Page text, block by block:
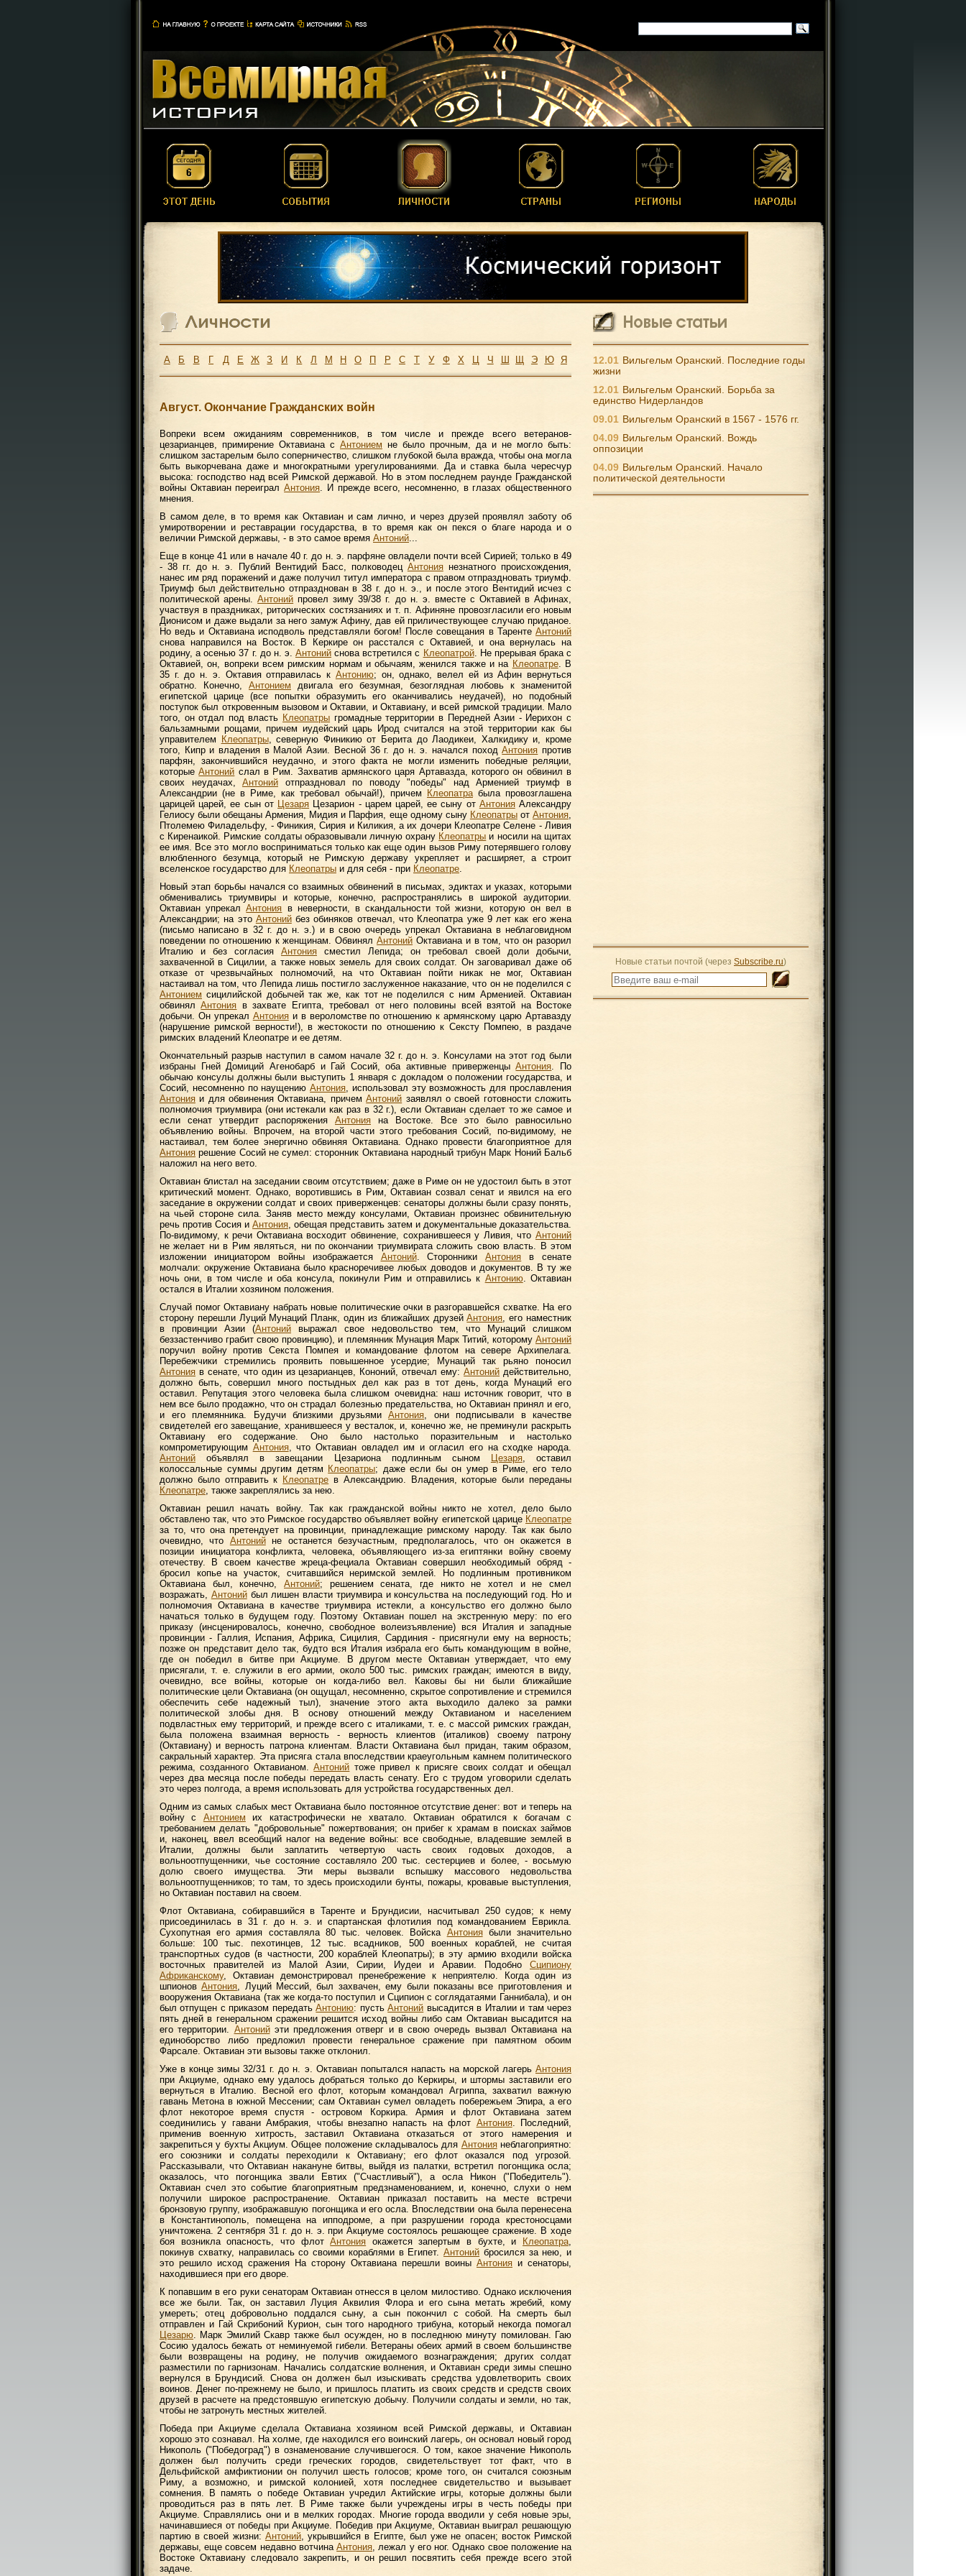
А Б В Г Д Е Ж З И К Л М Н О П Р С Т У Ф Х Ц Ч Ш Щ Э Ю Я
Август. Окончание Гражданских войн
Вопреки всем ожиданиям современников, в том числе и прежде всего ветеранов-
цезарианцев, примирение Октавиана с Антонием не было прочным, да и не могло быть:
слишком застарелым было соперничество, слишком глубокой была вражда, чтобы она могла
быть выкорчевана даже и многократными урегулированиями. Да и ставка была чересчур
высока: господство над всей Римской державой. Но в этом последнем раунде Гражданской
войны Октавиан переигралАнтония. И прежде всего, несомненно, в глазах общественного
мнения.
В самом деле, в то время как Октавиан и сам лично, и через друзей проявлял заботу об
умиротворении и реставрации государства, в то время как он пекся о благе народа и о
величии Римской державы, - в это самое время Антоний...
Еще в конце 41 или в начале 40 г. до н. э. парфяне овладели почти всей Сирией; только в 49
- 38 гг. до н. э. Публий Вентидий Басc, полководец Антониянезнатного происхождения,
нанес им ряд поражений и даже получил титул императора с правом отпраздновать триумф.
Триумф был действительно отпразднован в 38 г. до н. э., и после этого Вентидий исчез с
политической арены.Антоний провел зиму 39/38 г. до н. э. вместе с Октавией в Афинах,
участвуя в праздниках, риторических состязаниях и т. п. Афиняне провозгласили его новым
Дионисом и даже выдали за него замуж Афину, дав ей приличествующее случаю приданое.
Но ведь и Октавиана исподволь представляли богом! После совещания в Таренте Антоний
снова направился на Восток. В Керкире он расстался с Октавией, и она вернулась на
родину, а осенью 37 г. до н. э. Антоний снова встретился с Клеопатрой. Не прерывая брака с
Октавией, он, вопреки всем римским нормам и обычаям, женился также и на Клеопатре. В
35 г. до н. э. Октавия отправилась к Антонию; он, однако, велел ей из Афин вернуться
обратно. Конечно, Антонием двигала его безумная, безоглядная любовь к знаменитой
египетской царице (все попытки образумить его оканчивались неудачей), но подобный
поступок был откровенным вызовом и Октавии, и Октавиану, и всей римской традиции. Мало
того, он отдал под власть Клеопатры громадные территории в Передней Азии - Иерихон с
бальзамными рощами, причем иудейский царь Ирод считался на этой территории как бы
управителем
Клеопатры, северную Финикию от Берита до Лаодикеи, Халкидику и, кроме
того, Кипр и владения в Малой Азии. Весной 36 г. до н. э. начался походАнтония против
парфян, закончившийся неудачно, и этого факта не могли изменить победные реляции,
которыеАнтоний слал в Рим. Захватив армянского царя Артавазда, которого он обвинил в
своих неудачах, Антоний отпраздновал по поводу "победы" над Арменией триумф в
Александрии (не в Риме, как требовал обычай!), причем
Клеопатрабыла провозглашена
царицей царей, ее сын от Цезаря Цезарион - царем царей, ее сыну от АнтонияАлександру
Гелиосу были обещаны Армения, Мидия и Парфия, еще одному сыну КлеопатрыотАнтония,
Птолемею Филадельфу, - Финикия, Сирия и Киликия, а их дочери Клеопатре Селене - Ливия
с Киренаикой. Римские солдаты образовывали личную охрану Клеопатры и носили на щитах
ее имя. Все это могло восприниматься только как еще один вызов Риму потерявшего голову
влюбленного безумца, который не Римскую державу укрепляет и расширяет, а строит
вселенское государство для Клеопатры и для себя - при Клеопатре.
Новый этап борьбы начался со взаимных обвинений в письмах, эдиктах и указах, которыми
обменивались триумвиры и которые, конечно, распространялись в широкой аудитории.
Октавиан упрекалАнтония в неверности, в скандальности той жизни, которую он вел в
Александрии; на это Антонийбез обиняков отвечал, что Клеопатра уже 9 лет как его жена
(письмо написано в 32 г. до н. э.) и в свою очередь упрекал Октавиана в неблаговидном
поведении по отношению к женщинам. ОбвинялАнтоний Октавиана и в том, что он разорил
Италию и без согласия Антония сместил Лепида; он требовал своей доли добычи,
захваченной в Сицилии, а также новых земель для своих солдат. Он заговаривал даже об
отказе от чрезвычайных полномочий, на что Октавиан пойти никак не мог, Октавиан
настаивал на том, что Лепида лишь постигло заслуженное наказание, что он не поделился с
Антонием сицилийской добычей так же, как тот не поделился с ним Арменией. Октавиан
обвинялАнтония в захвате Египта, требовал от него половины всей взятой на Востоке
добычи. Он упрекал Антонияи в вероломстве по отношению к армянскому царю Артавазду
(нарушение римской верности!), в жестокости по отношению к Сексту Помпею, в раздаче
римских владений Клеопатре и ее детям.
Окончательный разрыв наступил в самом начале 32 г. до н. э. Консулами на этот год были
избраны Гней Домиций Агенобарб и Гай Сосий, оба активные приверженцыАнтония. По
обычаю консулы должны были выступить 1 января с докладом о положении государства, и
Сосий, несомненно по наущениюАнтония, использовал эту возможность для прославления
Антония и для обвинения Октавиана, причемАнтоний заявлял о своей готовности сложить
полномочия триумвира (они истекали как раз в 32 г.), если Октавиан сделает то же самое и
если сенат утвердит распоряжения Антония на Востоке. Все это было равносильно
объявлению войны. Впрочем, на второй части этого требования Сосий, по-видимому, не
настаивал, тем более энергично обвиняя Октавиана. Однако провести благоприятное для
Антония решение Сосий не сумел: сторонник Октавиана народный трибун Марк Ноний Бальб
наложил на него вето.
Октавиан блистал на заседании своим отсутствием; даже в Риме он не удостоил быть в этот
критический момент. Однако, воротившись в Рим, Октавиан созвал сенат и явился на его
заседание в окружении солдат и своих приверженцев: сенаторы должны были сразу понять,
на чьей стороне сила. Заняв место между консулами, Октавиан произнес обвинительную
речь против Сосия и Антония, обещая представить затем и документальные доказательства.
По-видимому, к речи Октавиана восходит обвинение, сохранившееся у Ливия, что Антоний
не желает ни в Рим являться, ни по окончании триумвирата сложить свою власть. В этом
изложении инициатором войны изображается Антоний. СторонникиАнтония в сенате
молчали: окружение Октавиана было красноречивее любых доводов и документов. В ту же
ночь они, в том числе и оба консула, покинули Рим и отправились к Антонию. Октавиан
остался в Италии хозяином положения.
Случай помог Октавиану набрать новые политические очки в разгоравшейся схватке. На его
сторону перешли Луций Мунаций Планк, один из ближайших друзейАнтония, его наместник
в провинции Азии (Антоний выражал свое недовольство тем, что Мунаций слишком
беззастенчиво грабит свою провинцию), и племянник Мунация Марк Титий, которому Антоний
поручил войну против Секста Помпея и командование флотом на севере Архипелага.
Перебежчики стремились проявить повышенное усердие; Мунаций так рьяно поносил
Антония в сенате, что один из цезарианцев, Кононий, отвечал ему:Антоний действительно,
должно быть, совершил много постыдных дел как раз в тот день, когда Мунаций его
оставил. Репутация этого человека была слишком очевидна: наш источник говорит, что в
нем все было продажно, что он страдал болезнью предательства, но Октавиан принял и его,
и его племянника. Будучи близкими друзьями Антония, они подписывали в качестве
свидетелей его завещание, хранившееся у весталок, и, конечно же, не преминули раскрыть
Октавиану его содержание. Оно было настолько поразительным и настолько
компрометирующим Антония, что Октавиан овладел им и огласил его на сходке народа.
Антоний объявлял в завещании Цезариона подлинным сыном Цезаря, оставил
колоссальные суммы другим детям Клеопатры; даже если бы он умер в Риме, его тело
должно было отправить к Клеопатре в Александрию. Владения, которые были переданы
Клеопатре, также закреплялись за нею.
Октавиан решил начать войну. Так как гражданской войны никто не хотел, дело было
обставлено так, что это Римское государство объявляет войну египетской царице Клеопатре
за то, что она претендует на провинции, принадлежащие римскому народу. Так как было
очевидно, что Антонийне останется безучастным, предполагалось, что он окажется в
позиции инициатора конфликта, человека, объявляющего из-за египтянки войну своему
отечеству. В своем качестве жреца-фециала Октавиан совершил необходимый обряд -
бросил копье на участок, считавшийся неримской землей. Но подлинным противником
Октавиана был, конечно, Антоний; решением сената, где никто не хотел и не смел
возражать, Антонийбыл лишен власти триумвира и консульства на последующий год. Но и
полномочия Октавиана в качестве триумвира истекли, а консульство его должно было
начаться только в будущем году. Поэтому Октавиан пошел на экстренную меру: по его
приказу (инсценировалось, конечно, свободное волеизъявление) вся Италия и западные
провинции - Галлия, Испания, Африка, Сицилия, Сардиния - присягнули ему на верность;
позже он представит дело так, будто вся Италия избрала его быть командующим в войне,
где он победил в битве при Акциуме. В другом месте Октавиан утверждает, что ему
присягали, т. е. служили в его армии, около 500 тыс. римских граждан; имеются в виду,
очевидно, все войны, которые он когда-либо вел. Каковы бы ни были ближайшие
политические цели Октавиана (он ощущал, несомненно, скрытое сопротивление и стремился
обеспечить себе надежный тыл), значение этого акта выходило далеко за рамки
политической злобы дня. В основу отношений между Октавианом и населением
подвластных ему территорий, и прежде всего с италиками, т. е. с массой римских граждан,
была положена взаимная верность - верность клиентов (италиков) своему патрону
(Октавиану) и верность патрона клиентам. Власти Октавиана был придан, таким образом,
сакральный характер. Эта присяга стала впоследствии краеугольным камнем политического
режима, созданного Октавианом.Антоний тоже привел к присяге своих солдат и обещал
через два месяца после победы передать власть сенату. Его с трудом уговорили сделать
это через полгода, а время использовать для устройства государственных дел.
Одним из самых слабых мест Октавиана было постоянное отсутствие денег: вот и теперь на
войну с Антонием их катастрофически не хватало. Октавиан обратился к богачам с
требованием делать "добровольные" пожертвования; он прибег к храмам в поисках займов
и, наконец, ввел всеобщий налог на ведение войны: все свободные, владевшие землей в
Италии, должны были заплатить четвертую часть своих годовых доходов, а
вольноотпущенники, чье состояние составляло 200 тыс. сестерциев и более, - восьмую
долю своего имущества. Эти меры вызвали вспышку массового недовольства
вольноотпущенников; то там, то здесь происходили бунты, пожары, кровавые выступления,
но Октавиан поставил на своем.
Флот Октавиана, собиравшийся в Таренте и Брундисии, насчитывал 250 судов; к нему
присоединилась в 31 г. до н. э. и спартанская флотилия под командованием Еврикла.
Сухопутная его армия составляла 80 тыс. человек. Войска Антониябыли значительно
больше: 100 тыс. пехотинцев, 12 тыс. всадников, 500 военных кораблей, не считая
транспортных судов (в частности, 200 кораблей Клеопатры); в эту армию входили войска
восточных правителей из Малой Азии, Сирии, Иудеи и Аравии. Подобно Сципиону
Африканскому, Октавиан демонстрировал пренебрежение к неприятелю. Когда один из
шпионовАнтония, Луций Мессий, был захвачен, ему были показаны все приготовления и
вооружения Октавиана (так же когда-то поступил и Сципион с соглядатаями Ганнибала), и он
был отпущен с приказом передатьАнтонию: пустьАнтоний высадится в Италии и там через
пять дней в генеральном сражении решится исход войны либо сам Октавиан высадится на
его территории. Антонийэти предложения отверг и в свою очередь вызвал Октавиана на
единоборство либо предложил провести генеральное сражение при памятном обоим
Фарсале. Октавиан эти вызовы также отклонил.
Уже в конце зимы 32/31 г. до н. э. Октавиан попытался напасть на морской лагерь Антония
при Акциуме, однако ему удалось добраться только до Керкиры, и штормы заставили его
вернуться в Италию. Весной его флот, которым командовал Агриппа, захватил важную
гавань Метона в южной Мессении; сам Октавиан сумел овладеть побережьем Эпира, а его
флот некоторое время спустя - островом Коркира. Армия и флот Октавиана затем
соединились у гавани Амбракия, чтобы внезапно напасть на флот Антония. Последний,
применив военную хитрость, заставил Октавиана отказаться от этого намерения и
закрепиться у бухты Акциум. Общее положение складывалось для Антониянеблагоприятно:
его союзники и солдаты переходили к Октавиану; его флот оказался под угрозой.
Рассказывали, что Октавиан накануне битвы, выйдя из палатки, встретил погонщика осла;
оказалось, что погонщика звали Евтих ("Счастливый"), а осла Никон ("Победитель").
Октавиан счел это событие благоприятным предзнаменованием, и, конечно, слухи о нем
получили широкое распространение. Октавиан приказал поставить на месте встречи
бронзовую группу, изображавшую погонщика и его осла. Впоследствии она была перенесена
в Константинополь, помещена на ипподроме, а при разрушении города крестоносцами
уничтожена. 2 сентября 31 г. до н. э. при Акциуме состоялось решающее сражение. В ходе
боя возникла опасность, что флотАнтония окажется запертым в бухте, и Клеопатра,
покинув схватку, направилась со своими кораблями в Египет. Антоний бросился за нею, и
это решило исход сражения На сторону Октавиана перешли воины Антония и сенаторы,
находившиеся при его дворе.
К попавшим в его руки сенаторам Октавиан отнесся в целом милостиво. Однако исключения
все же были. Так, он заставил Луция Аквилия Флора и его сына метать жребий, кому
умереть; отец добровольно поддался сыну, а сын покончил с собой. На смерть был
отправлен и Гай Скрибоний Курион, сын того народного трибуна, который некогда помогал
Цезарю. Марк Эмилий Скавр также был осужден, но в последнюю минуту помилован. Гаю
Сосию удалось бежать от неминуемой гибели. Ветераны обеих армий в своем большинстве
были возвращены на родину, не получив ожидаемого вознаграждения; других солдат
разместили по гарнизонам. Начались солдатские волнения, и Октавиан среди зимы спешно
вернулся в Брундисий. Снова он должен был изыскивать средства удовлетворить своих
воинов. Денег по-прежнему не было, и пришлось платить из своих средств и средств своих
друзей в расчете на предстоявшую египетскую добычу. Получили солдаты и земли, но так,
чтобы не затронуть местных жителей.
Победа при Акциуме сделала Октавиана хозяином всей Римской державы, и Октавиан
хорошо это сознавал. На холме, где находился его воинский лагерь, он основал новый город
Никополь ("Победоград") в ознаменование случившегося. О том, какое значение Никополь
должен был получить среди греческих городов, свидетельствует тот факт, что в
Дельфийской амфиктионии он получил шесть голосов; кроме того, он считался союзным
Риму, а возможно, и римской колонией, хотя последнее свидетельство и вызывает
сомнения. В память о победе Октавиан учредил Актийские игры, которые должны были
проводиться раз в пять лет. В Риме также были учреждены игры в честь победы при
Акциуме. Справлялись они и в мелких городах. Многие города вводили у себя новые эры,
начинавшиеся от победы при Акциуме. Победив при Акциуме, Октавиан выиграл решающую
партию в своей жизни: Антоний, укрывшийся в Египте, был уже не опасен; восток Римской
державы, еще совсем недавно вотчинаАнтония, лежал у его ног. Однако свое положение на
Востоке Октавиану следовало закрепить, и он решил посвятить себя прежде всего этой
задаче.
12.01 Вильгельм Оранский. Последние годы
жизни
12.01 Вильгельм Оранский. Борьба за
единство Нидерландов
09.01 Вильгельм Оранский в 1567 - 1576 гг.
04.09 Вильгельм Оранский. Вождь
оппозиции
04.09 Вильгельм Оранский. Начало
политической деятельности
Новые статьи почтой (через Subscribe.ru)